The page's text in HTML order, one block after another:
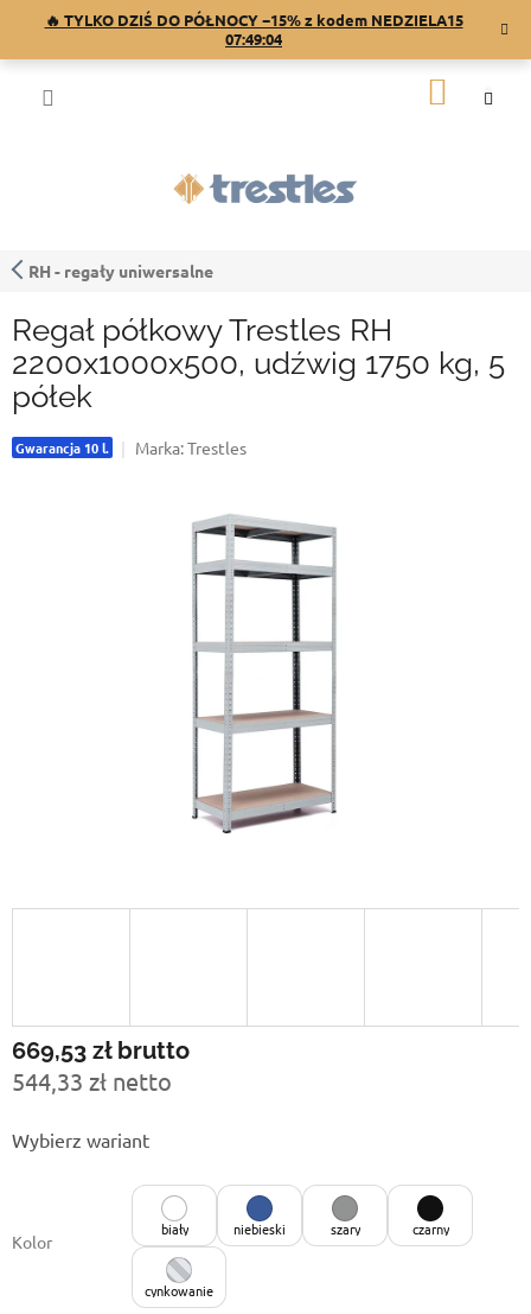
treści
🔥 TYLKO DZIŚ DO PÓŁNOCY −15% z kodem NEDZIELA15
07:49:03
RH - regały uniwersalne
Regał półkowy Trestles RH
2200x1000x500, udźwig 1750 kg, 5
półek
Gwarancja 10 l. Marka:Trestles
669,53 złbrutto
544,33 zł netto
jednostkowa:
Wybierz wariant
Kolor
biały niebieski szary czarny
cynkowanie